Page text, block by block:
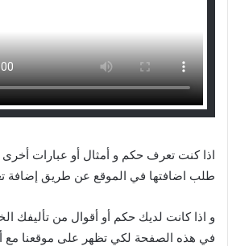
اذا كنت تعرف حكم و أمثال أو عبارات
طلب اضافتها في الموقع عن طريق إضافة
و اذا كانت لديك حكم أو أقوال من تأليفك
في هذه الصفحة لكي تظهر على موقعنا مع